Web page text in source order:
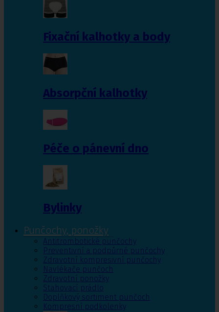
Fixační kalhotky a body
Absorpční kalhotky
Péče o pánevní dno
Bylinky
Punčochy, ponožky
Antitrombotické punčochy
Preventivní a podpůrné punčochy
Zdravotní kompresivní punčochy
Navlékače punčoch
Zdravotní ponožky
Stahovací prádlo
Doplňkový sortiment punčoch
Kompresní podkolenky